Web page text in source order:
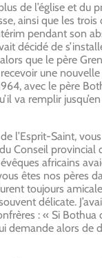
de l’église et du
ainsi que les trois
pendant son
décidé de
que le père
une
avec le père
va remplir jusqu’en
l’Esprit-Saint,
Conseil provincial
africains
êtes nos pères
toujours
délicate.
: « Si Bothua
demande alors de